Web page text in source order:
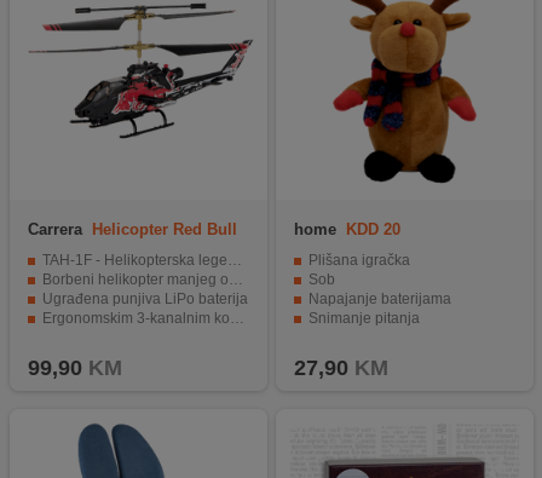
Carrera
Helicopter Red Bull
TAH-1F - Helikopterska legenda
Borbeni helikopter manjeg obima
Ugrađena punjiva LiPo baterija
Ergonomskim 3-kanalnim kontrolerom
99,90 KM
home KDD 20
Plišana igračka
Sob
Napajanje baterijama
Snimanje pitanja
27,90 KM